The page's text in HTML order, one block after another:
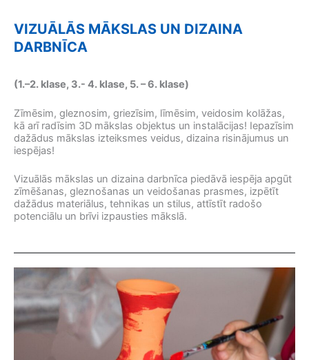
VIZUĀLĀS MĀKSLAS UN DIZAINA
DARBNĪCA
(1.–2. klase, 3.- 4. klase, 5. – 6. klase)
Zīmēsim, gleznosim, griezīsim, līmēsim, veidosim kolāžas,
kā arī radīsim 3D mākslas objektus un instalācijas! Iepazīsim
dažādus mākslas izteiksmes veidus, dizaina risinājumus un
iespējas!
Vizuālās mākslas un dizaina darbnīca piedāvā iespēja apgūt
zīmēšanas, gleznošanas un veidošanas prasmes, izpētīt
dažādus materiālus, tehnikas un stilus, attīstīt radošo
potenciālu un brīvi izpausties mākslā.